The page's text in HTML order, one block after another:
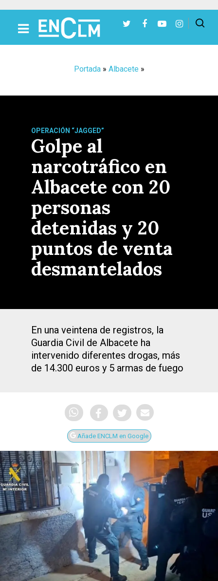
Portada» Albacete »
OPERACIÓN “JAGGED”
Golpe al
narcotráfico en
Albacete con 20
personas
detenidas y 20
puntos de venta
desmantelados
En una veintena de registros, la
Guardia Civil de Albacete ha
intervenido diferentes drogas, más
de 14.300 euros y 5 armas de fuego
Añade ENCLM en Google